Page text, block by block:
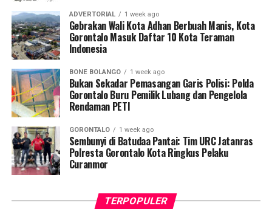
operasional, meliputi dua karung material batu galian,
dua buah pipa karbon, tiga mata borjet hammer, serta
satu buah mangkuk plastik warna biru.
Selain menyegel lubang tambang dan mengamankan
barang bukti material serta alat pengolahan, petugas
turut menempelkan surat imbauan tertulis di sekitar
area penambangan agar tidak ada lagi aktivitas ilegal
yang berlangsung.
Kendati saat tim tiba di lokasi tidak ditemukan adanya
aktivitas penambangan yang tengah berjalan, seluruh
rangkaian kegiatan penyelidikan berlangsung aman,
kondusif, dan tanpa hambatan.
ADVERTORIAL 1 week ago
Gebrakan Wali Kota Adhan Berbuah Manis, Kota
Gorontalo Masuk Daftar 10 Kota Teraman
Indonesia
BONE BOLANGO 1 week ago
Bukan Sekadar Pemasangan Garis Polisi: Polda
Gorontalo Buru Pemilik Lubang dan Pengelola
Rendaman PETI
GORONTALO 1 week ago
Sembunyi di Batudaa Pantai: Tim URC Jatanras
Polresta Gorontalo Kota Ringkus Pelaku
Curanmor
TERPOPULER